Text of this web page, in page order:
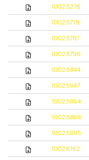
1002.5278
1002.5779
1002.5787
1002.5796
1002.5844
1002.5847
1002.5864
1002.5868
1002.5895
1002.6162